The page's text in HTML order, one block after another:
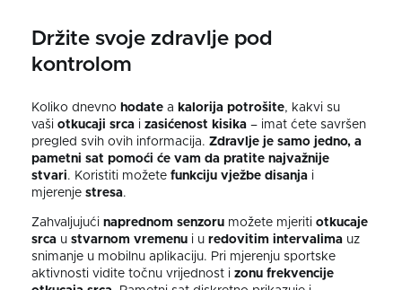
Držite svoje zdravlje pod
kontrolom
Koliko dnevno hodate a kalorija potrošite, kakvi su
vaši otkucaji srca i zasićenost kisika –⁠ imat ćete savršen
pregled svih ovih informacija. Zdravlje je samo jedno, a
pametni sat pomoći će vam da pratite najvažnije
stvari. Koristiti možete funkciju vježbe disanja i
mjerenje stresa.
Zahvaljujući naprednom senzoru možete mjeriti otkucaje
srca u stvarnom vremenu i u redovitim intervalima uz
snimanje u mobilnu aplikaciju. Pri mjerenju sportske
aktivnosti vidite točnu vrijednost i zonu frekvencije